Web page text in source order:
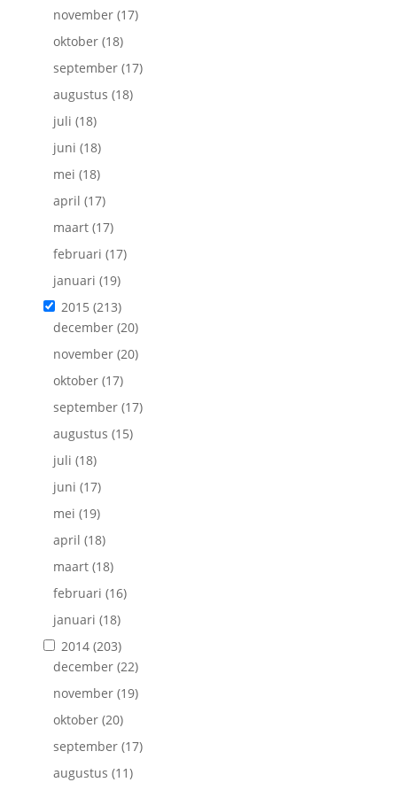
november(17)
oktober(18)
september(17)
augustus (18)
juli (18)
juni (18)
mei (18)
april (17)
maart(17)
februari (17)
januari (19)
2015 (213)
december(20)
november(20)
oktober(17)
september(17)
augustus (15)
juli (18)
juni (17)
mei (19)
april (18)
maart(18)
februari (16)
januari (18)
2014(203)
december(22)
november(19)
oktober(20)
september(17)
augustus (11)